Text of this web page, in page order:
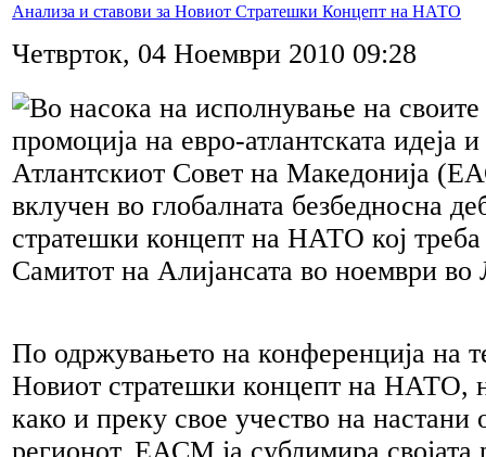
Анализа и ставови за Новиот Стратешки Концепт на НАТО
Четврток, 04 Ноември 2010 09:28
Во насока на исполнување на своите
промоција на евро-атлантската идеја
Атлантскиот Совет на Македонија
вклучен во глобалната безбедносна
стратешки концепт на НАТО кој
Самитот на Алијансата во ноември во
По одржувањето на конференција на
Новиот стратешки концепт на НАТО,
како и преку свое учество на настани